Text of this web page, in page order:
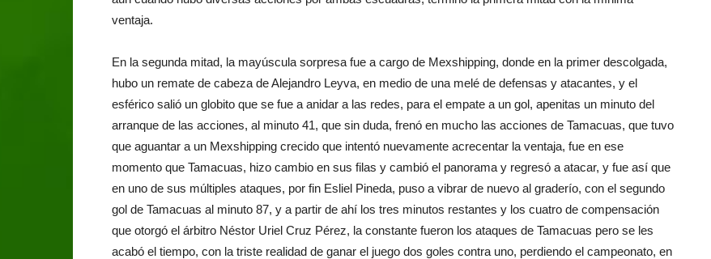
ventaja.
En la segunda mitad, la mayúscula sorpresa fue a cargo de Mexshipping, donde en la primer descolgada,
hubo un remate de cabeza de Alejandro Leyva, en medio de una melé de defensas y atacantes, y el
esférico salió un globito que se fue a anidar a las redes, para el empate a un gol, apenitas un minuto del
arranque de las acciones, al minuto 41, que sin duda, frenó en mucho las acciones de Tamacuas, que tuvo
que aguantar a un Mexshipping crecido que intentó nuevamente acrecentar la ventaja, fue en ese
momento que Tamacuas, hizo cambio en sus filas y cambió el panorama y regresó a atacar, y fue así que
en uno de sus múltiples ataques, por fin Esliel Pineda, puso a vibrar de nuevo al graderío, con el segundo
gol de Tamacuas al minuto 87, y a partir de ahí los tres minutos restantes y los cuatro de compensación
que otorgó el árbitro Néstor Uriel Cruz Pérez, la constante fueron los ataques de Tamacuas pero se les
acabó el tiempo, con la triste realidad de ganar el juego dos goles contra uno, perdiendo el campeonato, en